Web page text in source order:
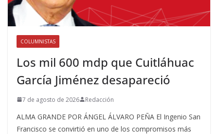
COLUMNISTAS
Los mil 600 mdp que Cuitláhuac
García Jiménez desapareció
7 de agosto de 2026 Redacción
ALMA GRANDE POR ÁNGEL ÁLVARO PEÑA El Ingenio San
Francisco se convirtió en uno de los compromisos más